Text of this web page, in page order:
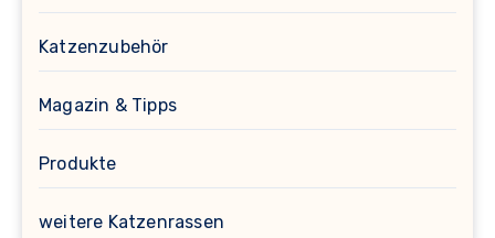
Katzenzubehör
Magazin & Tipps
Produkte
weitere Katzenrassen